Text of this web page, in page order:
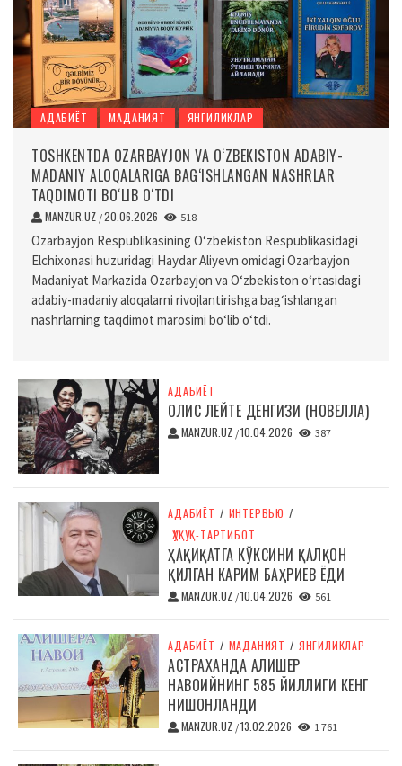
АДАБИЁТ МАДАНИЯТ ЯНГИЛИКЛАР
TOSHKENTDA OZARBAYJON VA O‘ZBEKISTON ADABIY-
MADANIY ALOQALARIGA BAG‘ISHLANGAN NASHRLAR
TAQDIMOTI BO‘LIB O‘TDI
MANZUR.UZ /20.06.2026 518
Ozarbayjon Respublikasining O‘zbekiston Respublikasidagi
Elchixonasi huzuridagi Haydar Aliyevn omidagi Ozarbayjon
Madaniyat Markazida Ozarbayjon va O‘zbekiston o‘rtasidagi
adabiy-madaniy aloqalarni rivojlantirishga bag‘ishlangan
nashrlarning taqdimot marosimi bo‘lib o‘tdi.
АДАБИЁТ
ОЛИС ЛЕЙТЕ ДЕНГИЗИ (НОВЕЛЛА)
MANZUR.UZ /10.04.2026 387
АДАБИЁТ / ИНТЕРВЬЮ /
ҲУҚУҚ-ТАРТИБОТ
ҲАҚИҚАТГА КЎКСИНИ ҚАЛҚОН
ҚИЛГАН КАРИМ БАҲРИЕВ ЁДИ
MANZUR.UZ /10.04.2026 561
АДАБИЁТ / МАДАНИЯТ / ЯНГИЛИКЛАР
АСТРАХАНДА АЛИШЕР
НАВОИЙНИНГ 585 ЙИЛЛИГИ КЕНГ
НИШОНЛАНДИ
MANZUR.UZ /13.02.2026 1 761